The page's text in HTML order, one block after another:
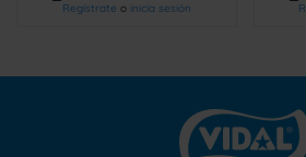
Regístrate o inicia sesión